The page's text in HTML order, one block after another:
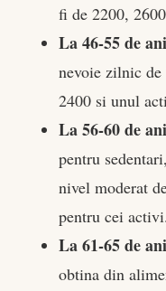
fi de 2200,
La 46-55 de ani
nevoie zilnic
2400 si unul
La 56-60 de ani
pentru
nivel moderat
pentru cei activi.
La 61-65 de ani
obtina din